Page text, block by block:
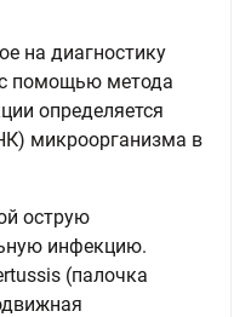
на диагностику
помощью метода
определяется
микроорганизма в
острую
инфекцию.
(палочка